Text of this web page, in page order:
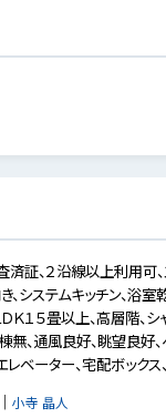
証、２沿線以上利用可
、システムキッチン、浴
ＤＫ１５畳以上、高層階、
無、通風良好、眺望良好
レベーター、宅配ボック
｜小寺 晶人